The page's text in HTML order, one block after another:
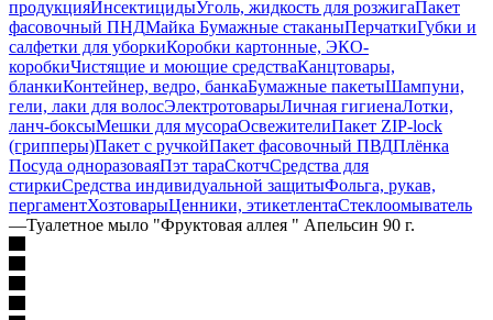
продукцияИнсектицидыУголь, жидкость для розжигаПакет
фасовочный ПНДМайка Бумажные стаканыПерчаткиГубки и
салфетки для уборкиКоробки картонные, ЭКО-
коробкиЧистящие и моющие средстваКанцтовары,
бланкиКонтейнер, ведро, банкаБумажные пакетыШампуни,
гели, лаки для волосЭлектротоварыЛичная гигиенаЛотки,
ланч-боксыМешки для мусораОсвежителиПакет ZIP-lock
(грипперы)Пакет с ручкойПакет фасовочный ПВДПлёнка
Посуда одноразоваяПэт тараСкотчСредства для
стиркиСредства индивидуальной защитыФольга, рукав,
пергаментХозтоварыЦенники, этикетлентаСтеклоомыватель
—Туалетное мыло "Фруктовая аллея " Апельсин 90 г.